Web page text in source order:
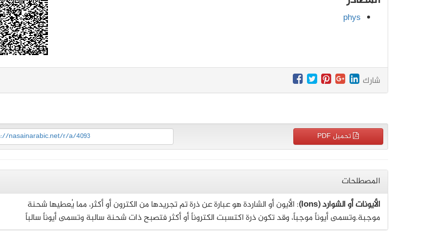
phys
شارك
تحميل PDF nasainarabic.net/r/a/4093
المصطلحات
الأيونات أو الشوارد (Ions)
: الأيون أو الشاردة هو عبارة عن ذرة تم تجريدها من الكترون أو أكثر، مما يُعطيها شحنة
موجبة.وتسمى أيوناً موجباً، وقد تكون ذرة اكتسبت الكتروناً أو أكثر فتصبح ذات شحنة سالبة وتسمى أيوناً سالباً